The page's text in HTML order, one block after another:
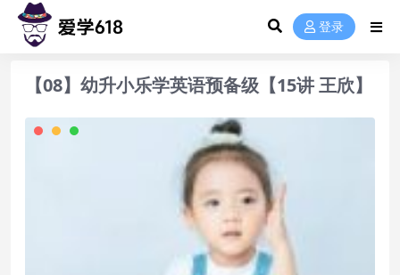
登录
【08】幼升小乐学英语预备级【15讲 王欣】